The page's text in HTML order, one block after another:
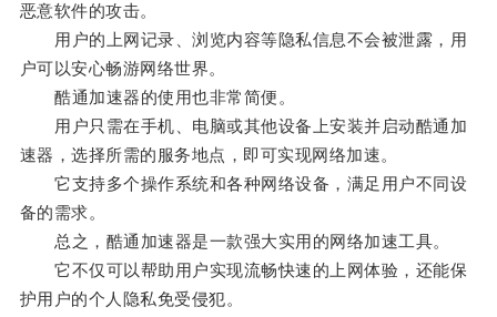
恶意软件的攻击。
用户的上网记录、浏览内容等隐私信息不会被泄露，用
户可以安心畅游网络世界。
酷通加速器的使用也非常简便。
用户只需在手机、电脑或其他设备上安装并启动酷通加
速器，选择所需的服务地点，即可实现网络加速。
它支持多个操作系统和各种网络设备，满足用户不同设
备的需求。
总之，酷通加速器是一款强大实用的网络加速工具。
它不仅可以帮助用户实现流畅快速的上网体验，还能保
护用户的个人隐私免受侵犯。